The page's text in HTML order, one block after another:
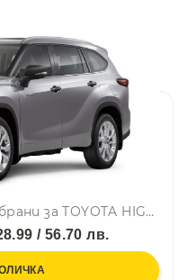
Комплект от 4бр. ветробрани за TOYOTA HIGHLANDER IV 5D 2020 г.+
/ 56.70 лв.